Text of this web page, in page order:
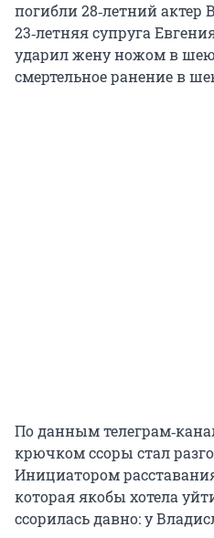
погибли 28‑летний актер
23‑летняя супруга
ударил жену ножом в
смертельное ранение в
По данным
крючком ссоры стал
Инициатором
которая якобы хотела
ссорилась давно: у